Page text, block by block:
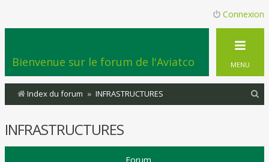
Connexion
Bienvenue sur le forum de l'Aviatco MENU
Index du forum INFRASTRUCTURES
INFRASTRUCTURES